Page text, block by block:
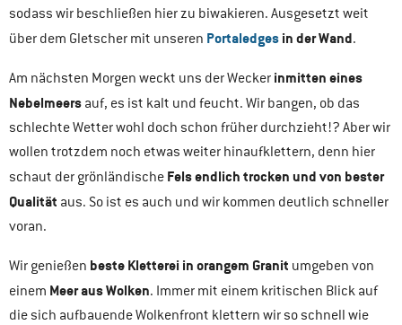
sodass wir beschließen hier zu biwakieren. Ausgesetzt weit
über dem Gletscher mit unseren Portaledgesin der Wand.
Am nächsten Morgen weckt uns der Wecker inmitten eines
Nebelmeers auf, es ist kalt und feucht. Wir bangen, ob das
schlechte Wetter wohl doch schon früher durchzieht!? Aber wir
wollen trotzdem noch etwas weiter hinaufklettern, denn hier
schaut der grönländische Fels endlich trocken und von bester
Qualität aus. So ist es auch und wir kommen deutlich schneller
voran.
Wir genießen beste Kletterei in orangem Granit umgeben von
einem Meer aus Wolken. Immer mit einem kritischen Blick auf
die sich aufbauende Wolkenfront klettern wir so schnell wie